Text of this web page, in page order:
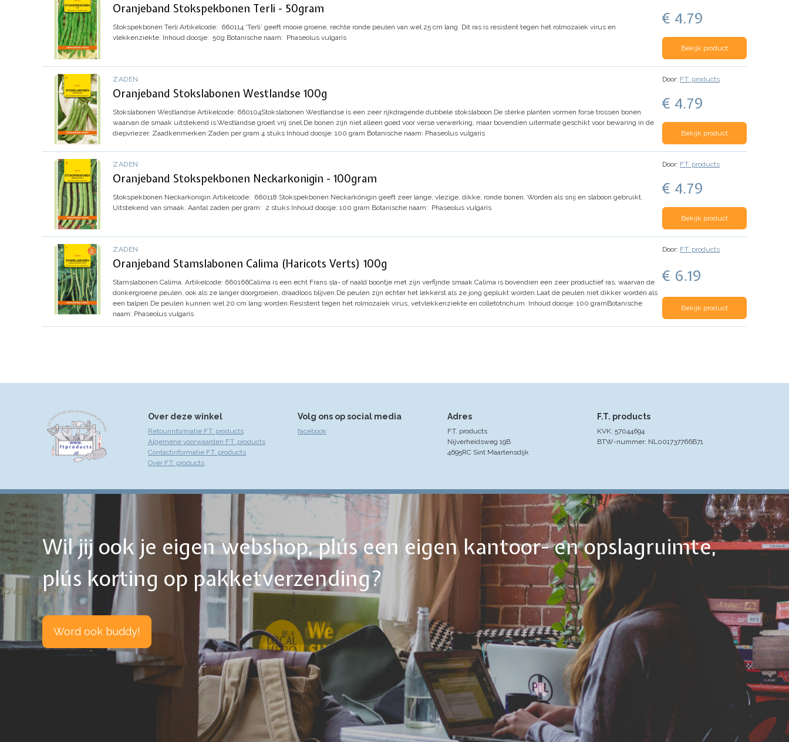
Oranjeband Stokspekbonen Terli - 50gram
Stokspekbonen Terli Artikelcode: 660114 ‘Terli’ geeft mooie groene, rechte ronde peulen van wel 25 cm lang. Dit ras is resistent tegen het rolmozaïek virus en
vlekkenziekte. Inhoud doosje: 50g Botanische naam: Phaseolus vulgaris
€ 4.79
Bekijk product
ZADEN
Oranjeband Stokslabonen Westlandse 100g
Stokslabonen Westlandse Artikelcode: 660104Stokslabonen Westlandse is een zeer rijkdragende dubbele stokslaboon.De sterke planten vormen forse trossen bonen
waarvan de smaak uitstekend is.Westlandse groeit vrij snel.De bonen zijn niet alleen goed voor verse verwerking, maar bovendien uitermate geschikt voor bewaring in de
diepvriezer. Zaadkenmerken:Zaden per gram 4 stuks Inhoud doosje: 100 gram Botanische naam: Phaseolus vulgaris
Door: F.T. products
€ 4.79
Bekijk product
ZADEN
Oranjeband Stokspekbonen Neckarkonigin - 100gram
Stokspekbonen Neckarkonigin Artikelcode: 660118 Stokspekbonen Neckarkönigin geeft zeer lange, vlezige, dikke, ronde bonen. Worden als snij en slaboon gebruikt.
Uitstekend van smaak. Aantal zaden per gram: 2 stuks Inhoud doosje: 100 gram Botanische naam: Phaseolus vulgaris
Door: F.T. products
€ 4.79
Bekijk product
ZADEN
Oranjeband Stamslabonen Calima (Haricots Verts) 100g
Stamslabonen Calima. Artikelcode: 660166Calima is een echt Frans sla- of naald boontje met zijn verfijnde smaak.Calima is bovendien een zeer productief ras, waarvan de
donkergroene peulen, ook als ze langer doorgroeien, draadloos blijven.De peulen zijn echter het lekkerst als ze jong geplukt worden.Laat de peulen niet dikker worden als
een balpen.De peulen kunnen wel 20 cm lang worden.Resistent tegen het rolmozaïek virus, vetvlekkenziekte en colletotrichum. Inhoud doosje: 100 gramBotanische
naam: Phaseolus vulgaris
Door: F.T. products
€ 6.19
Bekijk product
Over deze winkel
Retourinformatie F.T. products
Algemene voorwaarden F.T. products
Contactinformatie F.T. products
Over F.T. products
Volg ons op social media
facebook
Adres
F.T. products
Nijverheidsweg 19B
4695RC Sint Maartensdijk
F.T. products
KVK: 57044694
BTW-nummer: NL001737766B71
Wil jij ook je eigen webshop, plús een eigen kantoor- en opslagruimte,
plús korting op pakketverzending?
Word ook buddy!